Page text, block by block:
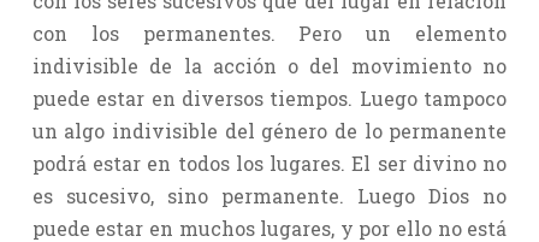
con los permanentes. Pero un elemento
indivisible de la acción o del movimiento no
puede estar en diversos tiempos. Luego tampoco
un algo indivisible del género de lo permanente
podrá estar en todos los lugares. El ser divino no
es sucesivo, sino permanente. Luego Dios no
puede estar en muchos lugares, y por ello no está